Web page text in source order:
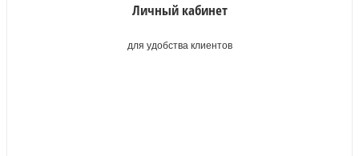
Личный кабинет
для удобства клиентов